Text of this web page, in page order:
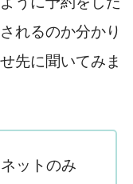
れるのか分かり
先に聞いてみま
ットのみ